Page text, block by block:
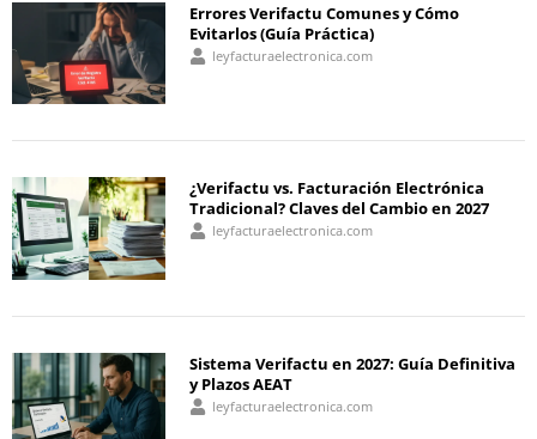
Errores Verifactu Comunes y Cómo
Evitarlos (Guía Práctica)
leyfacturaelectronica.com
¿Verifactu vs. Facturación Electrónica
Tradicional? Claves del Cambio en 2027
leyfacturaelectronica.com
Sistema Verifactu en 2027: Guía Definitiva
y Plazos AEAT
leyfacturaelectronica.com